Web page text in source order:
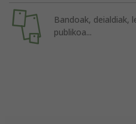
Bandoak, deialdiak,
publikoa...